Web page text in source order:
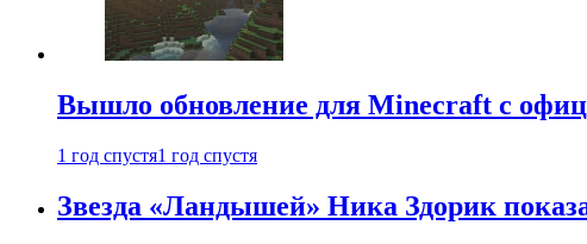
Вышло обновление для Minecraft с
1 год спустя1 год спустя
Звезда «Ландышей» Ника Здорик